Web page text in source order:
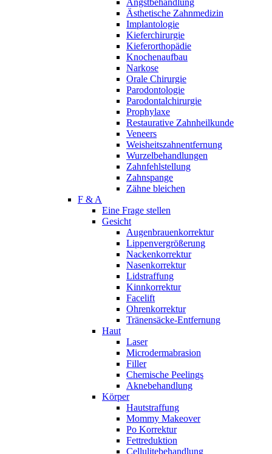
Ästhetische Zahnmedizin
Implantologie
Kieferchirurgie
Kieferorthopädie
Knochenaufbau
Narkose
Orale Chirurgie
Parodontologie
Parodontalchirurgie
Prophylaxe
Restaurative Zahnheilkunde
Veneers
Weisheitszahnentfernung
Wurzelbehandlungen
Zahnfehlstellung
Zahnspange
Zähne bleichen
F & A
Eine Frage stellen
Gesicht
Augenbrauenkorrektur
Lippenvergrößerung
Nackenkorrektur
Nasenkorrektur
Lidstraffung
Kinnkorrektur
Facelift
Ohrenkorrektur
Tränensäcke-Entfernung
Haut
Laser
Microdermabrasion
Filler
Chemische Peelings
Aknebehandlung
Körper
Hautstraffung
Mommy Makeover
Po Korrektur
Fettreduktion
Cellulitebehandlung